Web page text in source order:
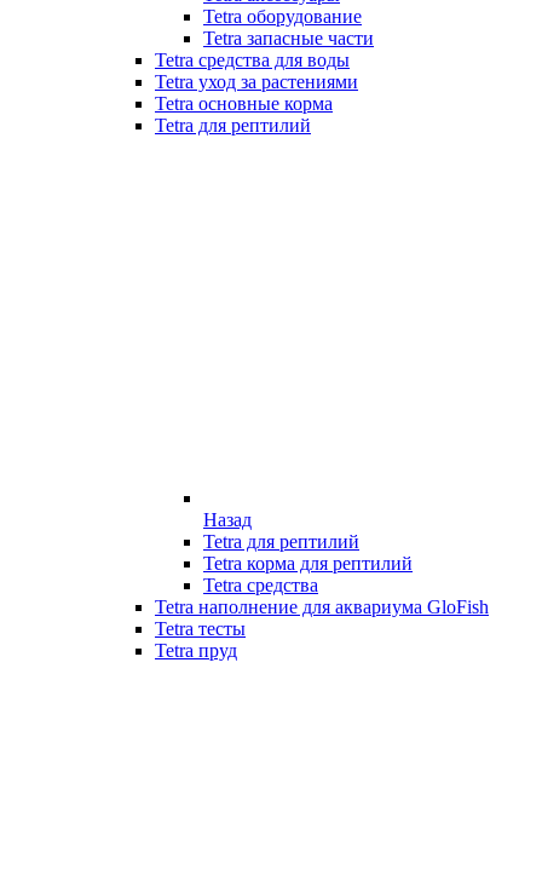
Tetra оборудование
Tetra запасные части
Tetra средства для воды
Tetra уход за растениями
Tetra основные корма
Tetra для рептилий
Назад
Tetra для рептилий
Tetra корма для рептилий
Tetra средства
Tetra наполнение для аквариума GloFish
Tetra тесты
Tetra пруд